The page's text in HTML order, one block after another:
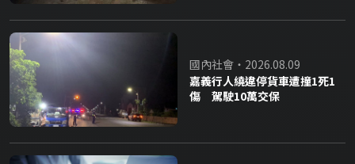
國內社會・2026.08.09
嘉義行人繞違停貨車遭撞1死1
傷 駕駛10萬交保